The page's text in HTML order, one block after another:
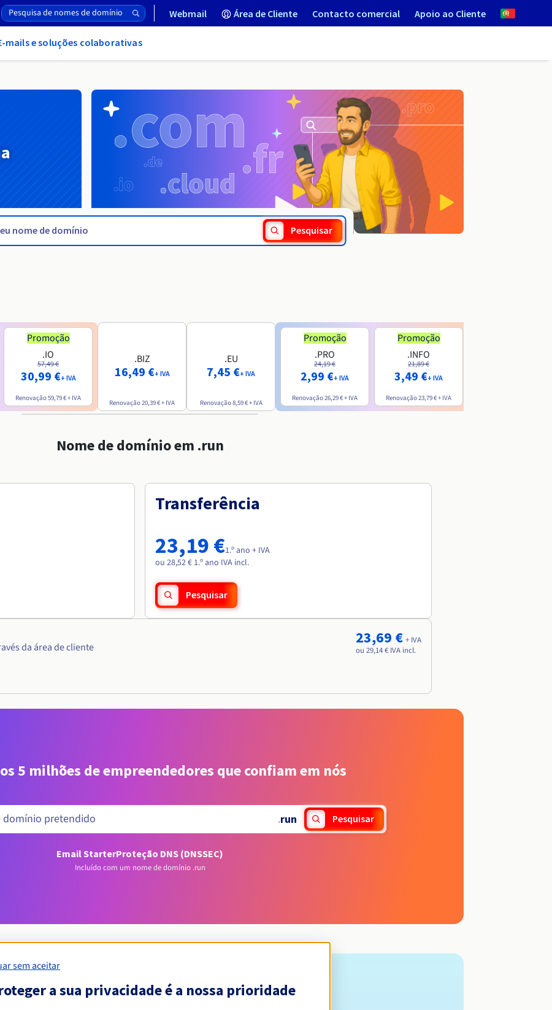
Webmail Área de Cliente Contacto comercial Apoio ao Cliente
mails e soluções colaborativas
Pesquisar
Promoção
.IO
57,49 €
30,99 €+ IVA
Renovação59,79 €+ IVA
.BIZ
16,49 €+ IVA
Renovação20,39 €+ IVA
.EU
7,45 €+ IVA
Renovação8,59 €+ IVA
Promoção
.PRO
24,19 €
2,99 €+ IVA
Renovação26,29 €+ IVA
Promoção
.INFO
21,89 €
3,49 €+ IVA
Renovação23,79 €+ IVA
Nome de domínio em .run
Transferência
23,19 €1.º ano + IVA
ou 28,52 € 1.º ano IVA incl.
Pesquisar
da área de cliente
23,69 € + IVA
ou 29,14 € IVA incl.
5 milhões de empreendedores que confiam em nós
.run Pesquisar
Email StarterProteção DNS (DNSSEC)
Incluído com um nome de domínio .run
Condições de elegibilidade
sem aceitar
a sua privacidade é a nossa prioridade